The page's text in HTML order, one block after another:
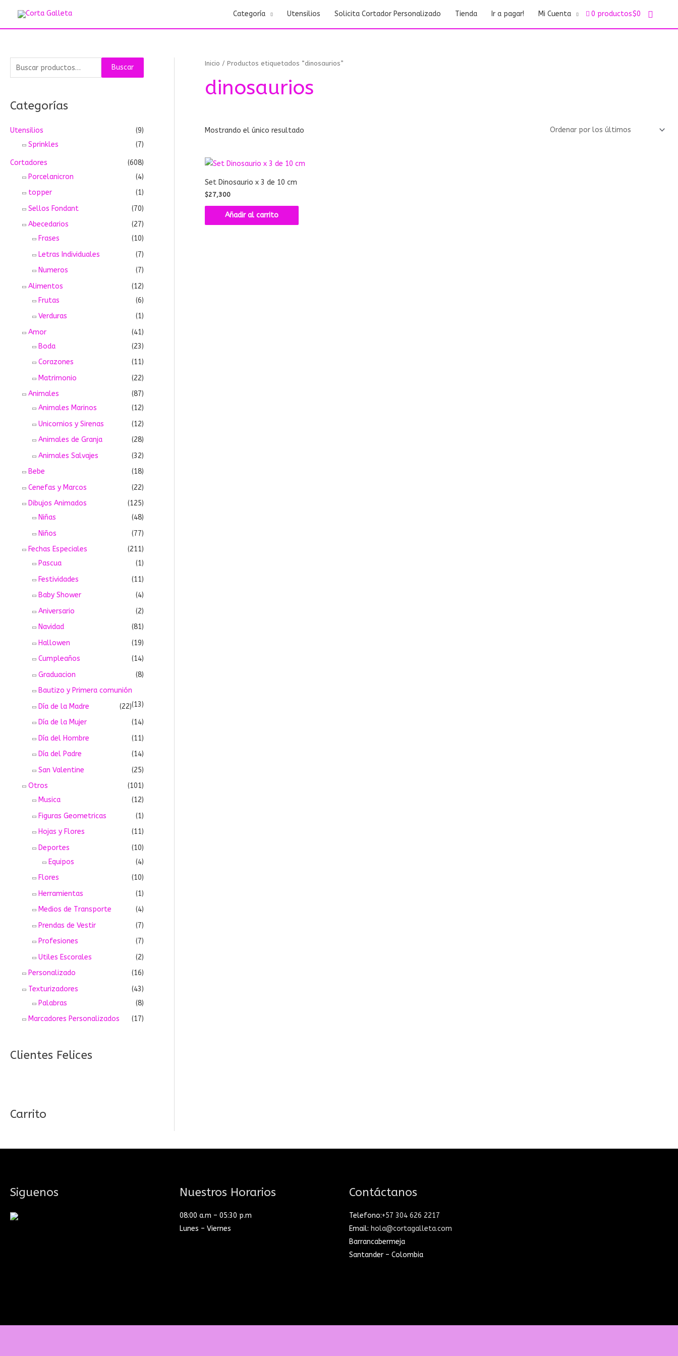
contenido
Categoría Utensilios Solicita Cortador Personalizado Tienda Ir a pagar! Mi Cuenta 0 productos$0 Buscar
u
c
r
o
Buscar
Categorías
Utensilios
(9)
Sprinkles
(7)
Cortadores
(608)
Porcelanicron
(4)
topper
(1)
Sellos Fondant
(70)
Abecedarios
(27)
Frases
(10)
Letras Individuales
(7)
Numeros
(7)
Alimentos
(12)
Frutas
(6)
Verduras
(1)
Amor
(41)
Boda
(23)
Corazones
(11)
Matrimonio
(22)
Animales
(87)
Animales Marinos
(12)
Unicornios y Sirenas
(12)
Animales de Granja
(28)
Animales Salvajes
(32)
Bebe
(18)
Cenefas y Marcos
(22)
Dibujos Animados
(125)
Niñas
(48)
Niños
(77)
Fechas Especiales
(211)
Pascua
(1)
Festividades
(11)
Baby Shower
(4)
Aniversario
(2)
Navidad
(81)
Hallowen
(19)
Cumpleaños
(14)
Graduacion
(8)
Bautizo y Primera comunión
(13)
Día de la Madre
(22)
Día de la Mujer
(14)
Día del Hombre
(11)
Día del Padre
(14)
San Valentine
(25)
Otros
(101)
Musica
(12)
Figuras Geometricas
(1)
Hojas y Flores
(11)
Deportes
(10)
Equipos
(4)
Flores
(10)
Herramientas
(1)
Medios de Transporte
(4)
Prendas de Vestir
(7)
Profesiones
(7)
Utiles Escorales
(2)
Personalizado
(16)
Texturizadores
(43)
Palabras
(8)
Marcadores Personalizados
(17)
Clientes Felices
Carrito
Inicio / Productos etiquetados “dinosaurios”
dinosaurios
Mostrando el único resultado
Set Dinosaurio x 3 de 10 cm
$27,300
Añadir al carrito
Siguenos Nuestros Horarios
08:00 a.m – 05:30 p.m
Lunes – Viernes
Contáctanos
Telefono:+57 304 626 2217
Email: hola@cortagalleta.com
Barrancabermeja
Santander – Colombia